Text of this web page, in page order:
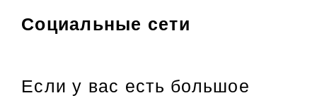
Социальные сети
Если у вас есть большое